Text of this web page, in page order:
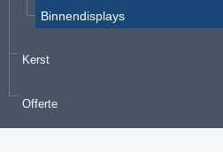
Binnendisplays
Kerst
Offerte